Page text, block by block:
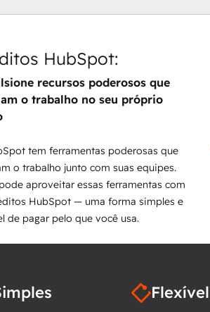
HubSpot:
recursos poderosos que
o trabalho no seu próprio
tem ferramentas poderosas que
o trabalho junto com suas equipes.
aproveitar essas ferramentas com
HubSpot — uma forma simples e
de pagar pelo que você usa.
Flexível